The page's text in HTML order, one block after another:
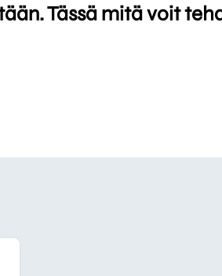
Tässä mitä voit